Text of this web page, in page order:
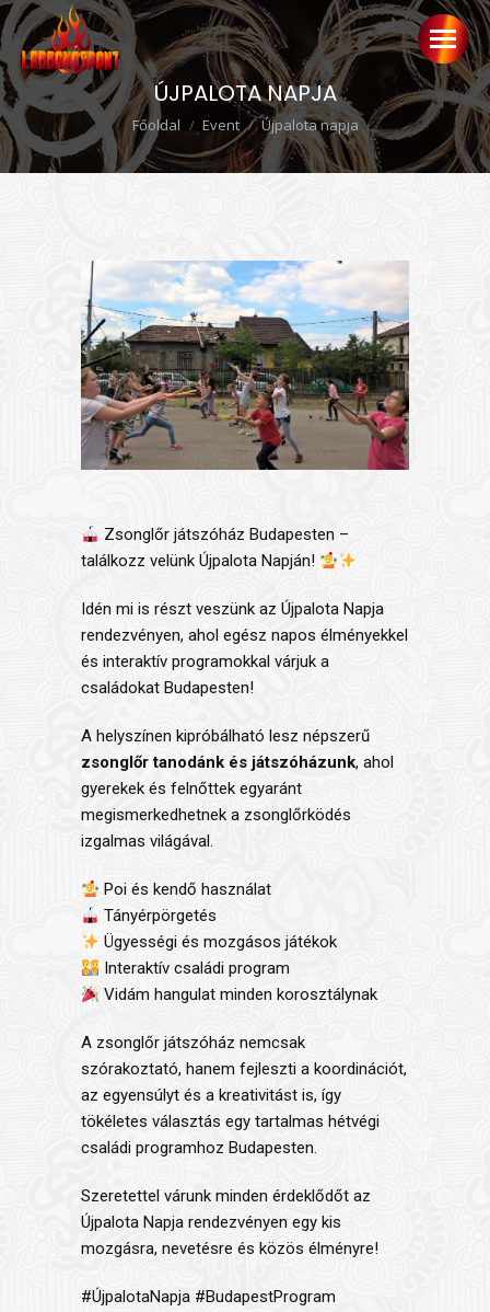
ÚJPALOTA NAPJA
Ön itt van:
Főoldal Event Újpalota napja
Zsonglőr játszóház Budapesten –
találkozz velünk Újpalota Napján!
Idén mi is részt veszünk az Újpalota Napja
rendezvényen, ahol egész napos élményekkel
és interaktív programokkal várjuk a
családokat Budapesten!
A helyszínen kipróbálható lesz népszerű
zsonglőr tanodánk és játszóházunk, ahol
gyerekek és felnőttek egyaránt
megismerkedhetnek a zsonglőrködés
izgalmas világával.
Poi és kendő használat
Tányérpörgetés
Ügyességi és mozgásos játékok
Interaktív családi program
Vidám hangulat minden korosztálynak
A zsonglőr játszóház nemcsak
szórakoztató, hanem fejleszti a koordinációt,
az egyensúlyt és a kreativitást is, így
tökéletes választás egy tartalmas hétvégi
családi programhoz Budapesten.
Szeretettel várunk minden érdeklődőt az
Újpalota Napja rendezvényen egy kis
mozgásra, nevetésre és közös élményre!
#ÚjpalotaNapja #BudapestProgram